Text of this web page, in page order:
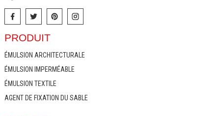
PRODUIT
ÉMULSION ARCHITECTURALE
ÉMULSION IMPERMÉABLE
ÉMULSION TEXTILE
AGENT DE FIXATION DU SABLE